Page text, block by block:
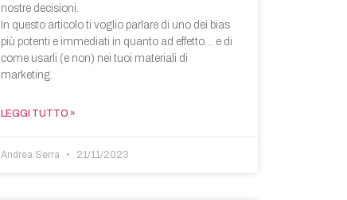
nostre decisioni.
In questo articolo ti voglio parlare di uno dei bias
più potenti e immediati in quanto ad effetto… e di
come usarli (e non) nei tuoi materiali di
marketing.
LEGGI TUTTO »
Andrea Serra 21/11/2023